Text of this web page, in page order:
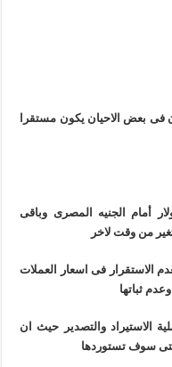
بعض الاحيان يكون مستقرا
أمام الجنيه المصرى وباقى
من وقت لاخر
الاستقرار فى اسعار العملات
ثباتها
الاستيراد والتصدير حيث ان
سوف تستوردها